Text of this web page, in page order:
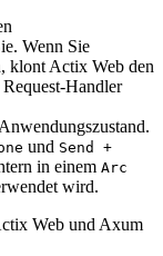
Wenn Sie
klont Actix Web den
Handler
und Send +
in einem Arc
wird.
Web und Axum